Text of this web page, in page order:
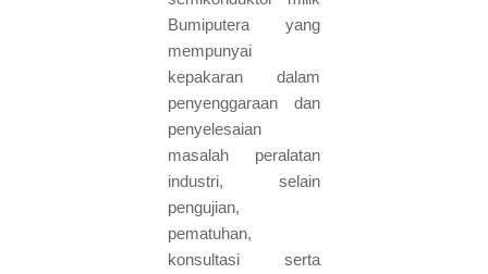
Bumiputera yang
mempunyai
kepakaran dalam
penyenggaraan dan
penyelesaian
masalah peralatan
industri, selain
pengujian,
pematuhan,
konsultasi serta